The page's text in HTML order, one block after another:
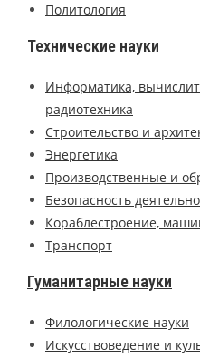
Политология
Технические науки
Информатика,
радиотехника
Строительство и
Энергетика
Производственные и
Безопасность
Кораблестроение,
Транспорт
Гуманитарные науки
Филологические науки
Искусствоведение и